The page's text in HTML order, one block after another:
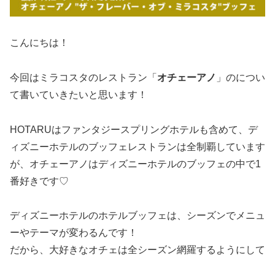
こんにちは！
今回はミラコスタのレストラン「 オチェーアノ 」のについ
て書いていきたいと思います！
HOTARUはファンタジースプリングホテルも含めて、デ
ィズニーホテルのブッフェレストランは全制覇しています
が、オチェーアノはディズニーホテルのブッフェの中で1
番好きです♡
ディズニーホテルのホテルブッフェは、シーズンでメニュ
ーやテーマが変わるんです！
だから、大好きなオチェは全シーズン網羅するようにして